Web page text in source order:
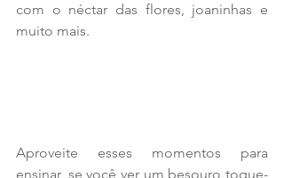
com o néctar das flores, joaninhas e
muito mais.
Aproveite esses momentos para
ensinar, se você ver um besouro toque-